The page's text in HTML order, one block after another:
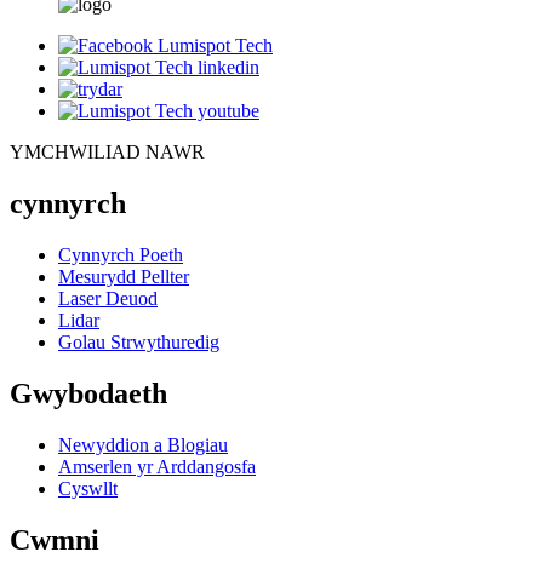
YMCHWILIAD NAWR
cynnyrch
Cynnyrch Poeth
Mesurydd Pellter
Laser Deuod
Lidar
Golau Strwythuredig
Gwybodaeth
Newyddion a Blogiau
Amserlen yr Arddangosfa
Cyswllt
Cwmni